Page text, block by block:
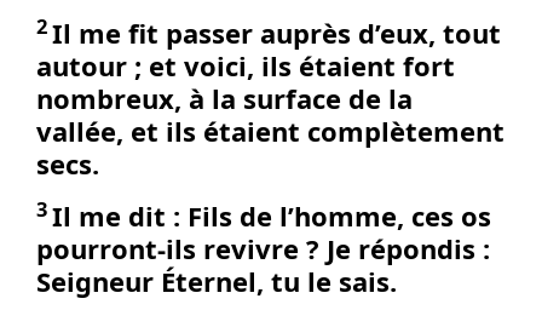
2Il me fit passer auprès d’eux, tout
autour ; et voici, ils étaient fort
nombreux, à la surface de la
vallée, et ils étaient complètement
secs.
3Il me dit : Fils de l’homme, ces os
pourront-ils revivre ? Je répondis :
Seigneur Éternel, tu le sais.